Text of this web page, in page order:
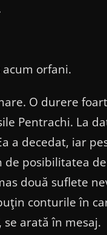
orfani.
O durere
Pentrachi. La
a decedat, iar
posibilitatea
două suflete
conturile în
se arată în mesaj.